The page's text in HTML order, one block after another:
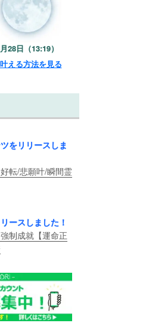
28日（13:19）
える方法を見る
をリリースしま
転/悲願叶/瞬間霊
ースしました！
制成就【運命正